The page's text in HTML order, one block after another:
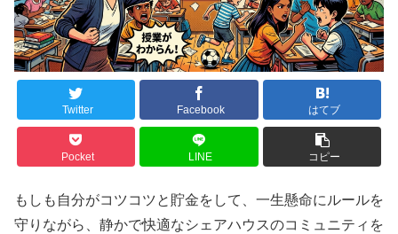
Twitter Facebook はてブ
Pocket LINE コピー
もしも自分がコツコツと貯金をして、一生懸命にルールを
守りながら、静かで快適なシェアハウスのコミュニティを